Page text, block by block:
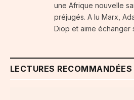
une Afrique nouvelle
préjugés. A lu Marx,
Diop et aime échanger
LECTURES RECOMMANDÉES